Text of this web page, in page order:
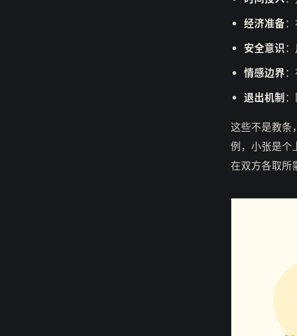
经济准备
安全意识
情感边界
退出机制
这些不是教条
例，小张是个
在双方各取所